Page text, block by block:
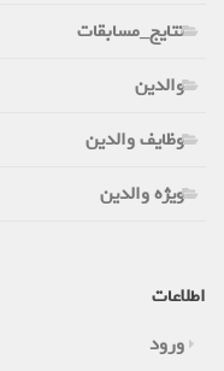
نتایج_مسابقات
والدین
وظایف والدین
ویژه والدین
اطلاعات
ورود